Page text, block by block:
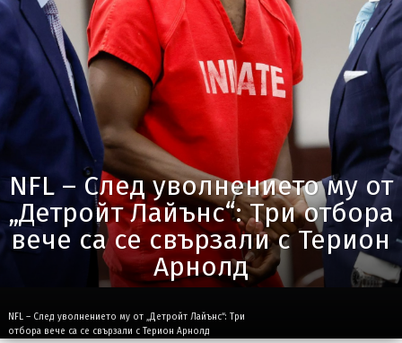
NFL – След уволнението му от
„Детройт Лайънс“: Три отбора
вече са се свързали с Терион
Арнолд
NFL – След уволнението му от „Детройт Лайънс“: Три
отбора вече са се свързали с Терион Арнолд